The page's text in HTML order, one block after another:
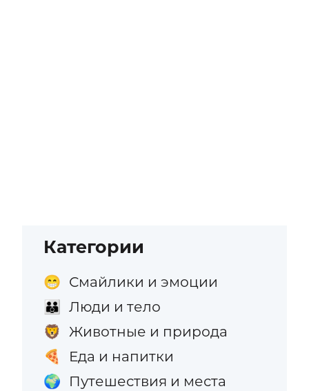
Категории
😁 Смайлики и эмоции
👪 Люди и тело
🦁 Животные и природа
🍕 Еда и напитки
🌍 Путешествия и места